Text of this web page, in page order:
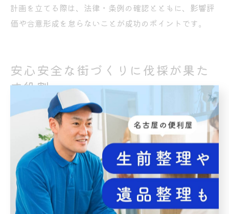
計画を立てる際は、法律・条例の確認とともに、影響評
価や合意形成を怠らないことが成功のポイントです。
安心安全な街づくりに伐採が果た
す役割
伐採による街の安全性向上のポイント
伐採は、愛知県名古屋市の都市部において街の安全性を
高めるための重要な施策です。特に老朽化した街路樹や
倒木リスクのある樹木を適切に管理・除去することで、
通行人や車両への事故を未然に防ぐことができます。近
年の台風や集中豪雨の増加により、倒木による被害が社